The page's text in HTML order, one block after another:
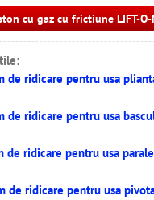
cu gaz cu frictiune LIFT-O-
de ridicare pentru usa
de ridicare pentru usa
de ridicare pentru usa
de ridicare pentru usa